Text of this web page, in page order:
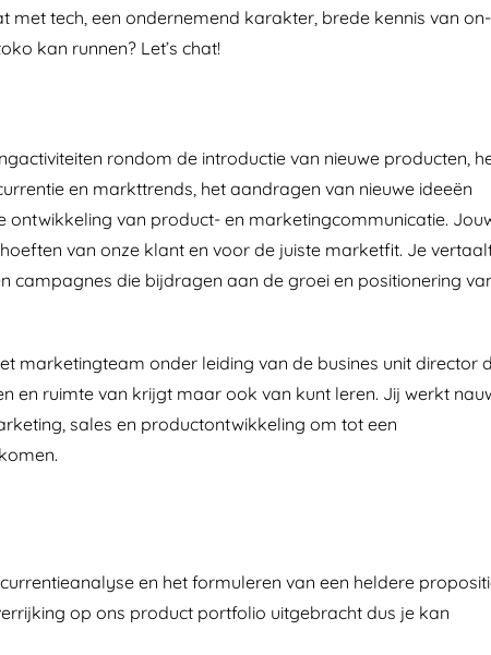
met tech, een ondernemend karakter, brede kennis van on-
kan runnen? Let’s chat!
rondom de introductie van nieuwe producten,
en markttrends, het aandragen van nieuwe ideeën
van product- en marketingcommunicatie.
van onze klant en voor de juiste marketfit. Je
campagnes die bijdragen aan de groei en positionering
marketingteam onder leiding van de busines unit director
en ruimte van krijgt maar ook van kunt leren. Jij werkt
sales en productontwikkeling om tot een
en het formuleren van een heldere
op ons product portfolio uitgebracht dus je kan